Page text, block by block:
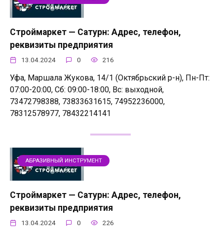
Строймаркет — Сатурн: Адрес, телефон,
реквизиты предприятия
13.04.2024 0 216
Уфа, Маршала Жукова, 14/1 (Октябрьский р-н), Пн-Пт:
07:00-20:00, Сб: 09:00-18:00, Вс: выходной,
73472798388, 73833631615, 74952236000,
78312578977, 78432214141
АБРАЗИВНЫЙ ИНСТРУМЕНТ
Строймаркет — Сатурн: Адрес, телефон,
реквизиты предприятия
13.04.2024 0 226